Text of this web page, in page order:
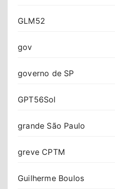
GLM52
gov
governo de SP
GPT56Sol
grande São Paulo
greve CPTM
Guilherme Boulos